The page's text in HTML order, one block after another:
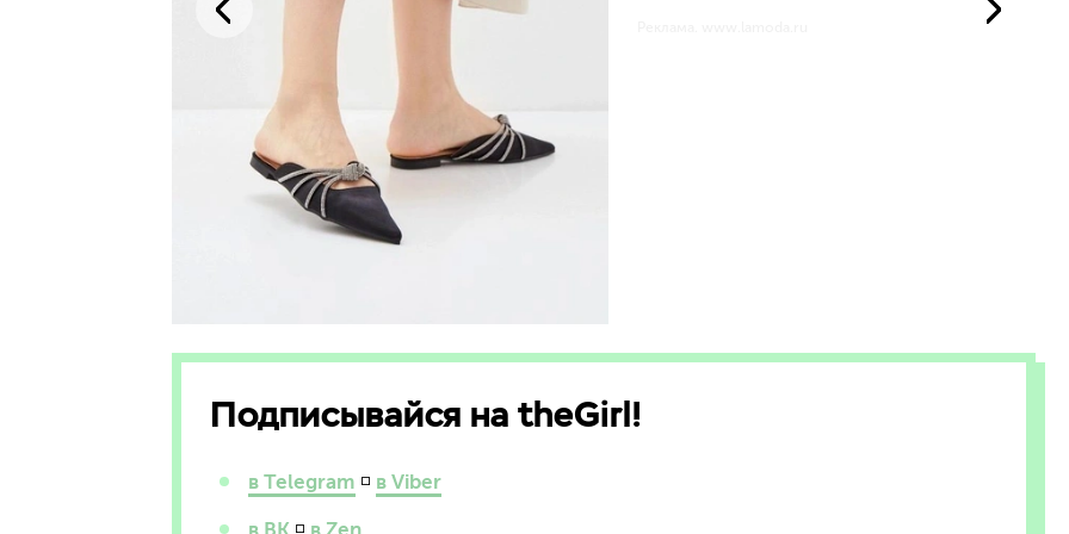
Подписывайся на theGirl!
в Telegram ◽ в Viber